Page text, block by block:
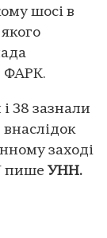
шосі в
ФАРК.
38 зазнали
внаслідок
заході
пише УНН.